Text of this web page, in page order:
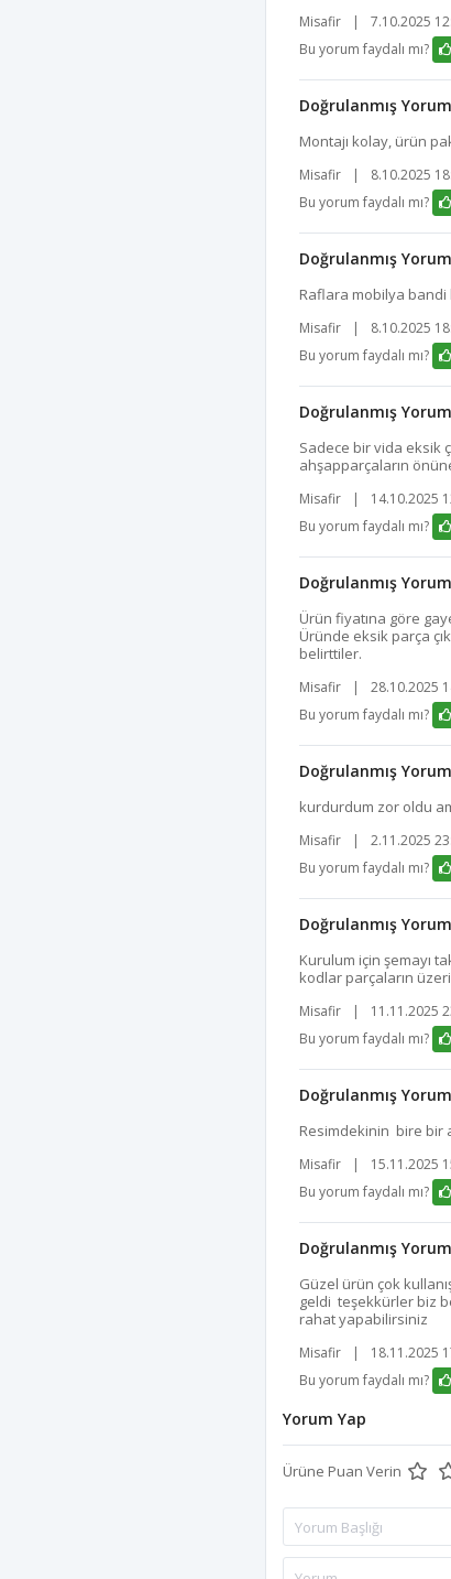
Misafir |
7.10.2025
Bu yorum faydalı mı?
Doğrulanmış Yorum
Montajı kolay, ürün
Misafir |
8.10.2025
Bu yorum faydalı mı?
Doğrulanmış Yorum
Raflara mobilya bandi
Misafir |
8.10.2025
Bu yorum faydalı mı?
Doğrulanmış Yorum
Sadece bir vida eksik
ahşapparçaların
Misafir |
14.10.2025
Bu yorum faydalı mı?
Doğrulanmış Yorum
Ürün fiyatına göre
Üründe eksik parça
belirttiler.
Misafir |
28.10.2025
Bu yorum faydalı mı?
Doğrulanmış Yorum
kurdurdum zor oldu
Misafir |
2.11.2025
Bu yorum faydalı mı?
Doğrulanmış Yorum
Kurulum için şemayı
kodlar parçaların
Misafir |
11.11.2025
Bu yorum faydalı mı?
Doğrulanmış Yorum
Resimdekinin bire bir
Misafir |
15.11.2025
Bu yorum faydalı mı?
Doğrulanmış Yorum
Güzel ürün çok
geldi teşekkürler biz
rahat yapabilirsiniz
Misafir |
18.11.2025
Bu yorum faydalı mı?
Yorum Yap
Ürüne Puan Verin